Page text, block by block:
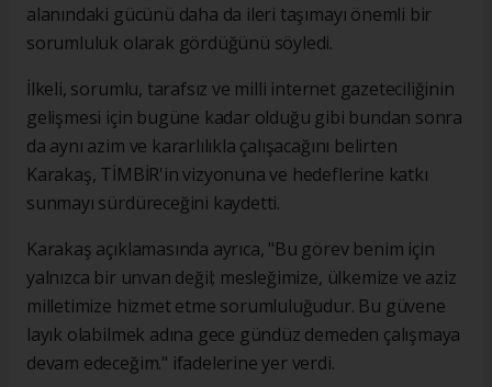
alanındaki gücünü daha da ileri taşımayı önemli bir
sorumluluk olarak gördüğünü söyledi.
İlkeli, sorumlu, tarafsız ve milli internet gazeteciliğinin
gelişmesi için bugüne kadar olduğu gibi bundan sonra
da aynı azim ve kararlılıkla çalışacağını belirten
Karakaş, TİMBİR'in vizyonuna ve hedeflerine katkı
sunmayı sürdüreceğini kaydetti.
Karakaş açıklamasında ayrıca, "Bu görev benim için
yalnızca bir unvan değil; mesleğimize, ülkemize ve aziz
milletimize hizmet etme sorumluluğudur. Bu güvene
layık olabilmek adına gece gündüz demeden çalışmaya
devam edeceğim." ifadelerine yer verdi.